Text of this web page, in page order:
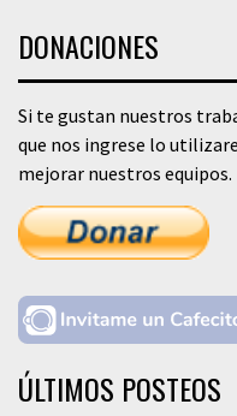
DONACIONES
Si te gustan nuestros
que nos ingrese lo
mejorar nuestros equipos.
ÚLTIMOS POSTEOS